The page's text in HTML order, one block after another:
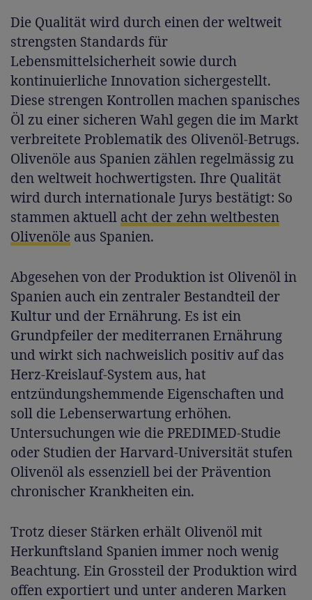
Die Qualität wird durch einen der weltweit
strengsten Standards für
Lebensmittelsicherheit sowie durch
kontinuierliche Innovation sichergestellt.
Diese strengen Kontrollen machen spanisches
Öl zu einer sicheren Wahl gegen die im Markt
verbreitete Problematik des Olivenöl-Betrugs.
Olivenöle aus Spanien zählen regelmässig zu
den weltweit hochwertigsten. Ihre Qualität
wird durch internationale Jurys bestätigt: So
stammen aktuell acht der zehn weltbesten
Olivenöle aus Spanien.
Abgesehen von der Produktion ist Olivenöl in
Spanien auch ein zentraler Bestandteil der
Kultur und der Ernährung. Es ist ein
Grundpfeiler der mediterranen Ernährung
und wirkt sich nachweislich positiv auf das
Herz-Kreislauf-System aus, hat
entzündungshemmende Eigenschaften und
soll die Lebenserwartung erhöhen.
Untersuchungen wie die PREDIMED-Studie
oder Studien der Harvard-Universität stufen
Olivenöl als essenziell bei der Prävention
chronischer Krankheiten ein.
Trotz dieser Stärken erhält Olivenöl mit
Herkunftsland Spanien immer noch wenig
Beachtung. Ein Grossteil der Produktion wird
offen exportiert und unter anderen Marken